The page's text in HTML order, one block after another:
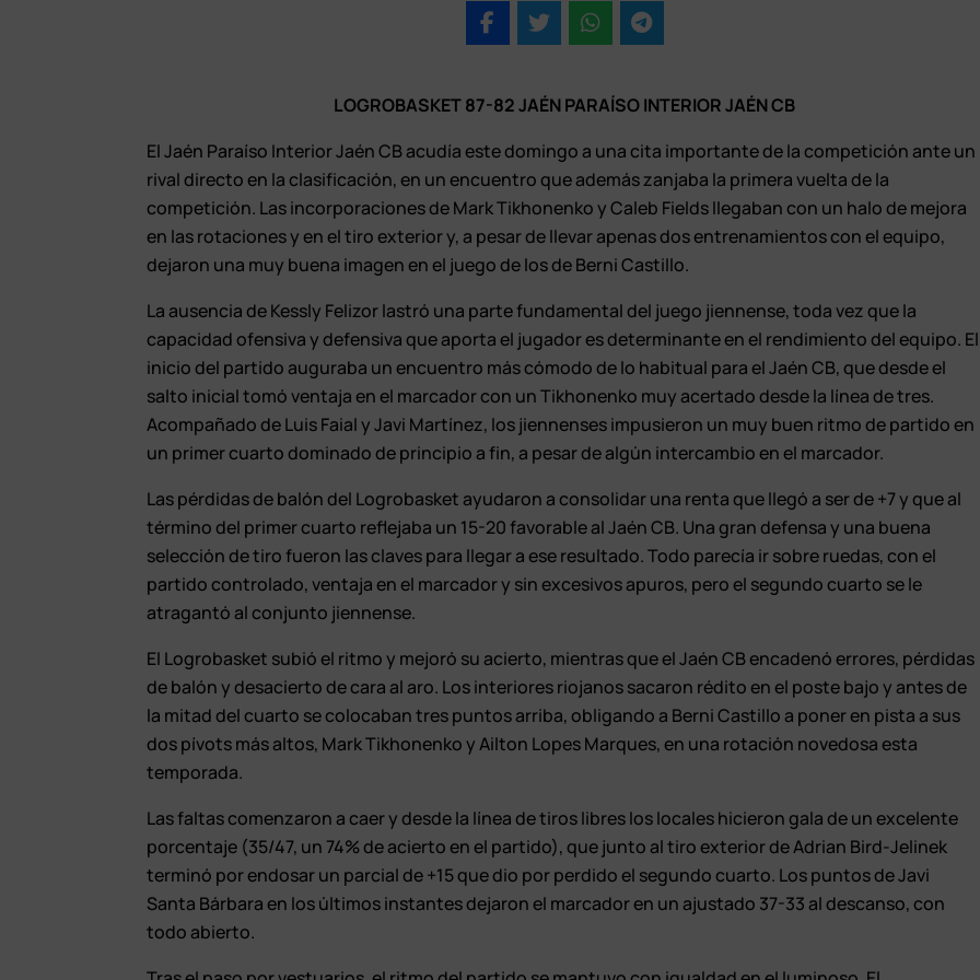
LOGROBASKET 87-82 JAÉN PARAÍSO INTERIOR JAÉN CB
El Jaén Paraíso Interior Jaén CB acudía este domingo a una cita importante de la competición ante un
rival directo en la clasificación, en un encuentro que además zanjaba la primera vuelta de la
competición. Las incorporaciones de Mark Tikhonenko y Caleb Fields llegaban con un halo de mejora
en las rotaciones y en el tiro exterior y, a pesar de llevar apenas dos entrenamientos con el equipo,
dejaron una muy buena imagen en el juego de los de Berni Castillo.
La ausencia de Kessly Felizor lastró una parte fundamental del juego jiennense, toda vez que la
capacidad ofensiva y defensiva que aporta el jugador es determinante en el rendimiento del equipo. El
inicio del partido auguraba un encuentro más cómodo de lo habitual para el Jaén CB, que desde el
salto inicial tomó ventaja en el marcador con un Tikhonenko muy acertado desde la línea de tres.
Acompañado de Luis Faial y Javi Martínez, los jiennenses impusieron un muy buen ritmo de partido en
un primer cuarto dominado de principio a fin, a pesar de algún intercambio en el marcador.
Las pérdidas de balón del Logrobasket ayudaron a consolidar una renta que llegó a ser de +7 y que al
término del primer cuarto reflejaba un 15-20 favorable al Jaén CB. Una gran defensa y una buena
selección de tiro fueron las claves para llegar a ese resultado. Todo parecía ir sobre ruedas, con el
partido controlado, ventaja en el marcador y sin excesivos apuros, pero el segundo cuarto se le
atragantó al conjunto jiennense.
El Logrobasket subió el ritmo y mejoró su acierto, mientras que el Jaén CB encadenó errores, pérdidas
de balón y desacierto de cara al aro. Los interiores riojanos sacaron rédito en el poste bajo y antes de
la mitad del cuarto se colocaban tres puntos arriba, obligando a Berni Castillo a poner en pista a sus
dos pívots más altos, Mark Tikhonenko y Ailton Lopes Marques, en una rotación novedosa esta
temporada.
Las faltas comenzaron a caer y desde la línea de tiros libres los locales hicieron gala de un excelente
porcentaje (35/47, un 74% de acierto en el partido), que junto al tiro exterior de Adrian Bird-Jelinek
terminó por endosar un parcial de +15 que dio por perdido el segundo cuarto. Los puntos de Javi
Santa Bárbara en los últimos instantes dejaron el marcador en un ajustado 37-33 al descanso, con
todo abierto.